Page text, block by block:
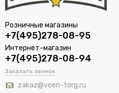
Розничные магазины
+7(495)278-08-95
Интернет-магазин
+7(495)278-08-94
Заказать звонок
zakaz@voen-torg.ru